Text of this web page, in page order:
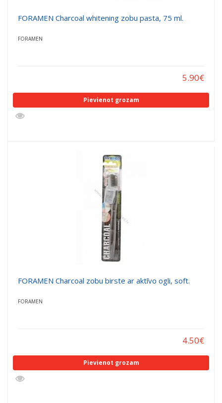
FORAMEN Charcoal whitening zobu pasta, 75 ml.
FORAMEN
5.90€
Pievienot grozam
FORAMEN Charcoal zobu birste ar aktīvo ogli, soft.
FORAMEN
4.50€
Pievienot grozam